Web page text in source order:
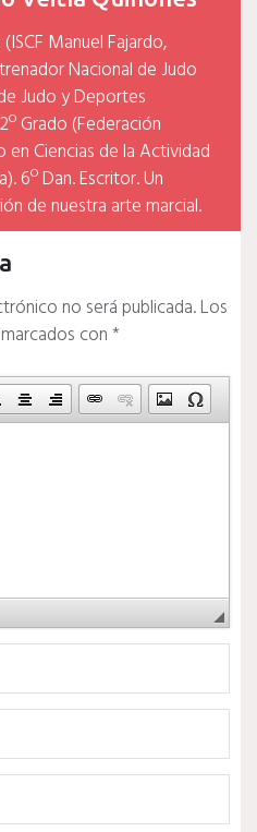
Manuel Fajardo,
Nacional de Judo
Judo y Deportes
Grado (Federación
en Ciencias de la Actividad
6º Dan. Escritor. Un
de nuestra arte marcial.
no será publicada.Los
con*